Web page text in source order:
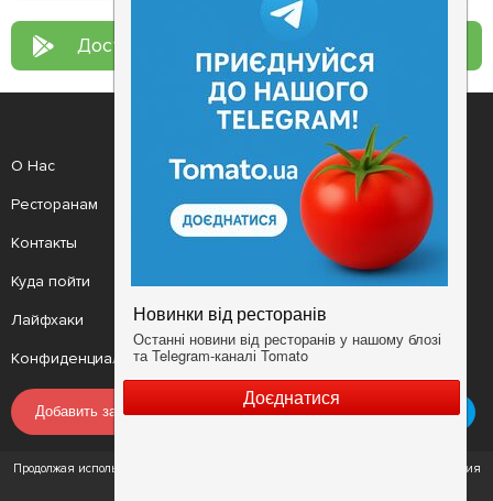
Доступно в Google Play
О Нас
Ресторанам
Контакты
Куда пойти
Лайфхаки
Конфиденциальность
Рецепт дня
Новости
Анонсы
Мобильное приложение
Условия
Добавить заведение
Продолжая использовать наш сайт, вы соглашаетесь с Условиями использования